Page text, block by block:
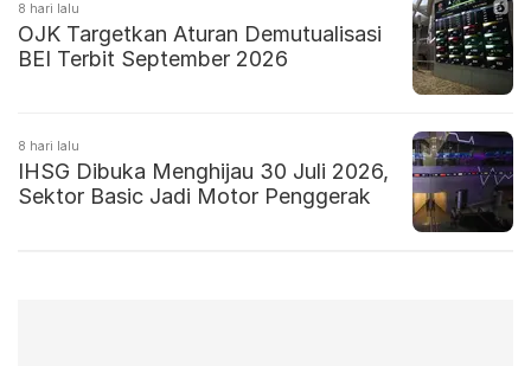
8 hari lalu
OJK Targetkan Aturan Demutualisasi
BEI Terbit September 2026
8 hari lalu
IHSG Dibuka Menghijau 30 Juli 2026,
Sektor Basic Jadi Motor Penggerak